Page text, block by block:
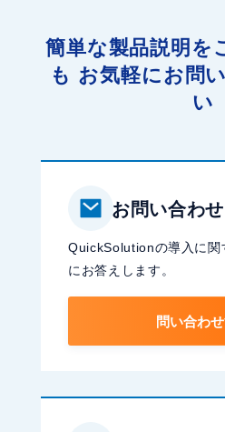
簡単な製品説明を
も お気軽にお問
い
お問い合わせ
QuickSolutionの導入に関
にお答えします。
問い合わ